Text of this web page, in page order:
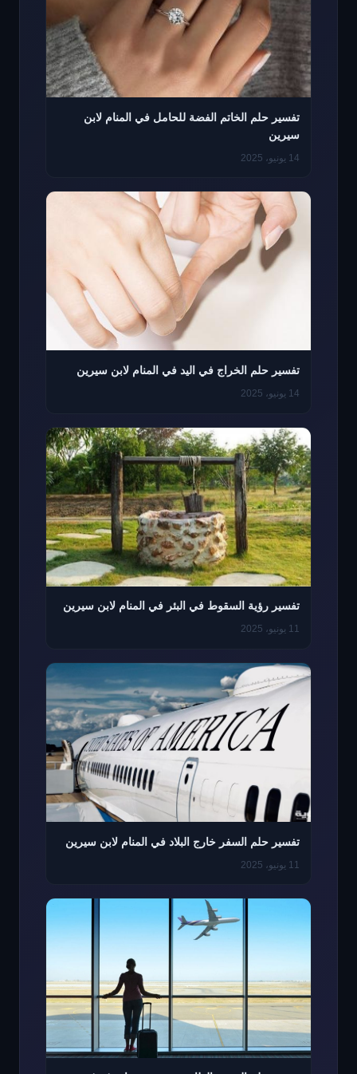
تفسير حلم الخاتم الفضة للحامل في المنام لابن
سيرين
14 يونيو، 2025
تفسير حلم الخراج في اليد في المنام لابن سيرين
14 يونيو، 2025
تفسير رؤية السقوط في البئر في المنام لابن سيرين
11 يونيو، 2025
تفسير حلم السفر خارج البلاد في المنام لابن سيرين
11 يونيو، 2025